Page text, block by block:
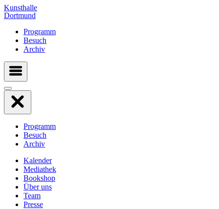
Kunsthalle
Dortmund
Programm
Besuch
Archiv
Programm
Besuch
Archiv
Kalender
Mediathek
Bookshop
Über uns
Team
Presse